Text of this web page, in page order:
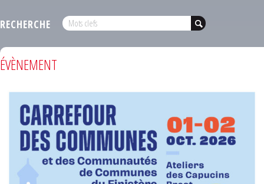
RECHERCHE
ÉVÈNEMENT